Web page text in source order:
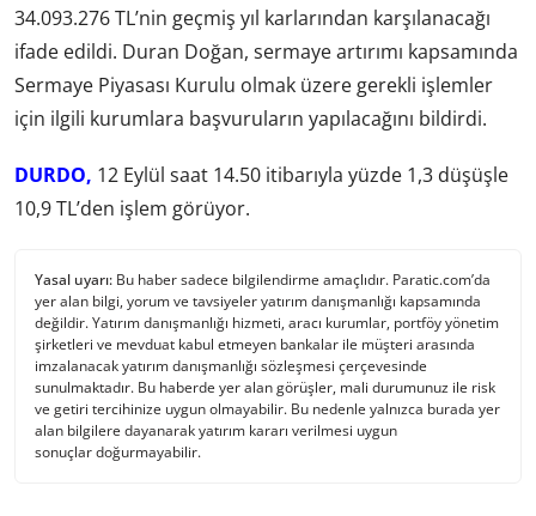
34.093.276 TL’nin geçmiş yıl karlarından karşılanacağı
ifade edildi. Duran Doğan, sermaye artırımı kapsamında
Sermaye Piyasası Kurulu olmak üzere gerekli işlemler
için ilgili kurumlara başvuruların yapılacağını bildirdi.
DURDO, 12 Eylül saat 14.50 itibarıyla yüzde 1,3 düşüşle
10,9 TL’den işlem görüyor.
Yasal uyarı: Bu haber sadece bilgilendirme amaçlıdır. Paratic.com’da
yer alan bilgi, yorum ve tavsiyeler yatırım danışmanlığı kapsamında
değildir. Yatırım danışmanlığı hizmeti, aracı kurumlar, portföy yönetim
şirketleri ve mevduat kabul etmeyen bankalar ile müşteri arasında
imzalanacak yatırım danışmanlığı sözleşmesi çerçevesinde
sunulmaktadır. Bu haberde yer alan görüşler, mali durumunuz ile risk
ve getiri tercihinize uygun olmayabilir. Bu nedenle yalnızca burada yer
alan bilgilere dayanarak yatırım kararı verilmesi uygun
sonuçlar doğurmayabilir.